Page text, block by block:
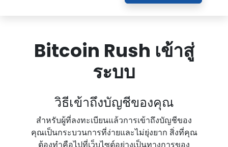
Bitcoin Rush เข้าสู่
ระบบ
วิธีเข้าถึงบัญชีของคุณ
สําหรับผู้ที่ลงทะเบียนแล้วการเข้าถึงบัญชีของ
คุณเป็นกระบวนการที่ง่ายและไม่ยุ่งยาก สิ่งที่คุณ